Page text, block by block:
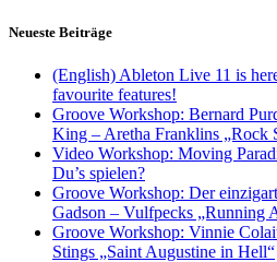
Neueste Beiträge
(English) Ableton Live 11 is
favourite features!
Groove Workshop: Bernard
King – Aretha Franklins „Rock
Video Workshop: Moving
Du’s spielen?
Groove Workshop: Der
Gadson – Vulfpecks „Running
Groove Workshop: Vinnie
Stings „Saint Augustine in Hell“